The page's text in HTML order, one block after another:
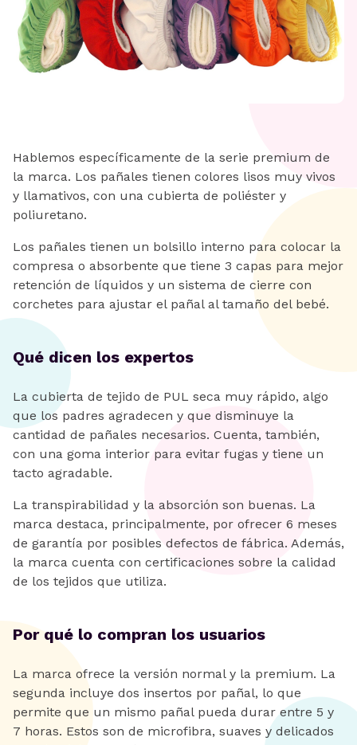
Hablemos específicamente de la serie premium de
la marca. Los pañales tienen colores lisos muy vivos
y llamativos, con una cubierta de poliéster y
poliuretano.
Los pañales tienen un bolsillo interno para colocar la
compresa o absorbente que tiene 3 capas para mejor
retención de líquidos y un sistema de cierre con
corchetes para ajustar el pañal al tamaño del bebé.
Qué dicen los expertos
La cubierta de tejido de PUL seca muy rápido, algo
que los padres agradecen y que disminuye la
cantidad de pañales necesarios. Cuenta, también,
con una goma interior para evitar fugas y tiene un
tacto agradable.
La transpirabilidad y la absorción son buenas. La
marca destaca, principalmente, por ofrecer 6 meses
de garantía por posibles defectos de fábrica. Además,
la marca cuenta con certificaciones sobre la calidad
de los tejidos que utiliza.
Por qué lo compran los usuarios
La marca ofrece la versión normal y la premium. La
segunda incluye dos insertos por pañal, lo que
permite que un mismo pañal pueda durar entre 5 y
7 horas. Estos son de microfibra, suaves y delicados